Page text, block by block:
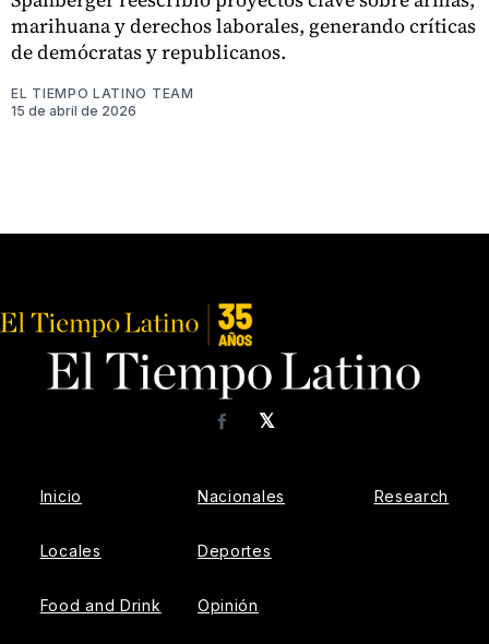
marihuana y derechos laborales, generando críticas
de demócratas y republicanos.
EL TIEMPO LATINO TEAM
15 de abril de 2026
𝕏
Facebook
Inicio
Locales
Food and Drink
Nacionales
Deportes
Opinión
Research